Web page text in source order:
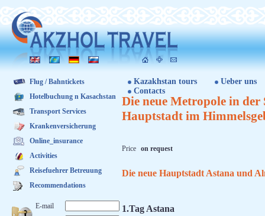
Kazakhstan tours
Ueber uns
Contacts
Flug / Bahntickets
Hotelbuchung n Kasachstan
Transport Services
Krankenversicherung
Online_insurance
Activities
Reisefuehrer Betreuung
Recommendations
E-mail
Die neue Metropole in der
Hauptstadt im
Price on request
Die neue Hauptstadt Astana und
1.Tag Astana